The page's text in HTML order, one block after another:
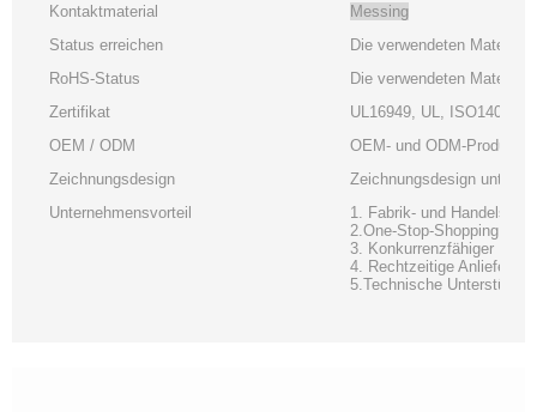
Kontaktmaterial
Messing
Status erreichen
Die verwendeten
RoHS-Status
Die verwendeten
Zertifikat
UL16949, UL, ISO14001,
OEM / ODM
OEM- und ODM-Produkte
Zeichnungsdesign
Zeichnungsdesign
Unternehmensvorteil
1. Fabrik- und
2.One-Stop-Shopping;
3. Konkurrenzfähiger
4. Rechtzeitige
5.Technische